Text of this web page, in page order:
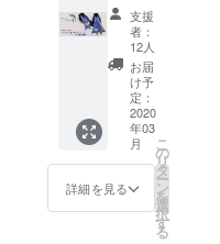
意識改革」
「教育を社
会の関心ご
とに」「愛
にあふれる
コミュニ
ティの創
造」という3
つのアプ
アイリ
ボン×2
＋お礼
のお手
紙】
「学校
の先生
を助け
たい」
という
想いは
私たち
支援
者：
12人
お届
け予
定：
2020
年03
月
詳細を見る
こ
の
リ
タ
ー
ン
を
選
択
す
る